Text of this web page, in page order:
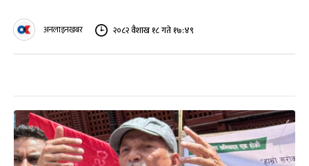
अनलाइनखबर २०८२ वैशाख १८ गते १७:४९